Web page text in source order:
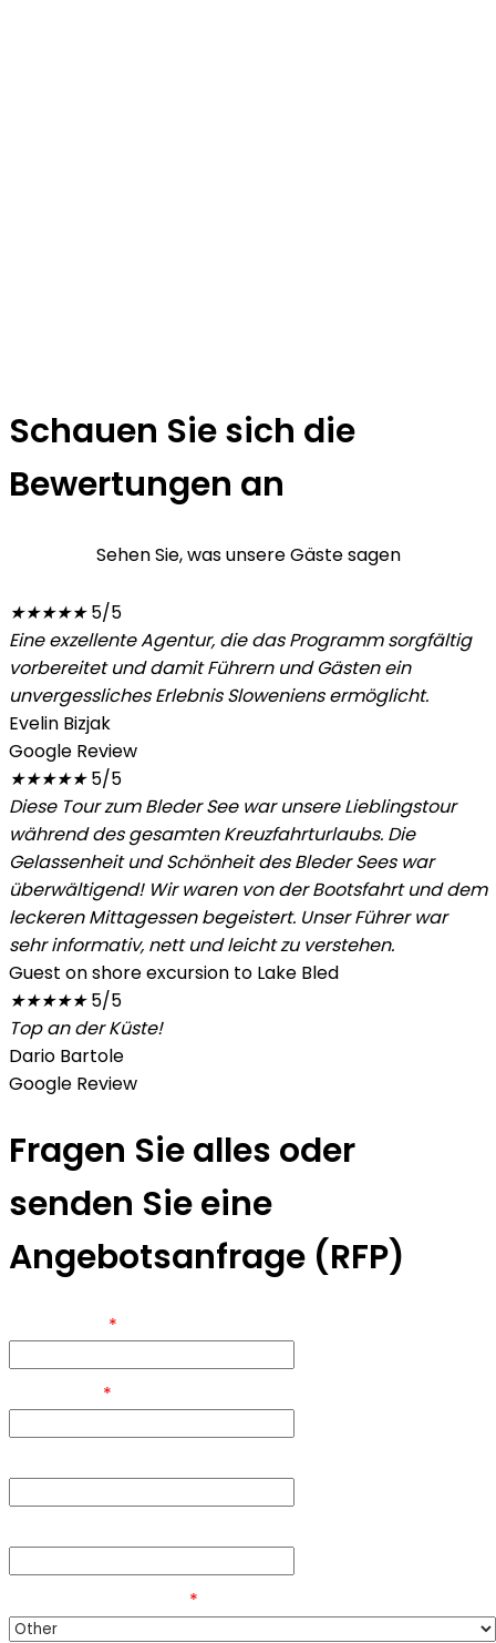
Schauen Sie sich die
Bewertungen an
Sehen Sie, was unsere Gäste sagen
★★★★★ 5/5
Eine exzellente Agentur, die das Programm sorgfältig
vorbereitet und damit Führern und Gästen ein
unvergessliches Erlebnis Sloweniens ermöglicht.
Evelin Bizjak
Google Review
★★★★★ 5/5
Diese Tour zum Bleder See war unsere Lieblingstour
während des gesamten Kreuzfahrturlaubs. Die
Gelassenheit und Schönheit des Bleder Sees war
überwältigend! Wir waren von der Bootsfahrt und dem
leckeren Mittagessen begeistert. Unser Führer war
sehr informativ, nett und leicht zu verstehen.
Guest on shore excursion to Lake Bled
★★★★★ 5/5
Top an der Küste!
Dario Bartole
Google Review
Fragen Sie alles oder
senden Sie eine
Angebotsanfrage (RFP)
*
*
*